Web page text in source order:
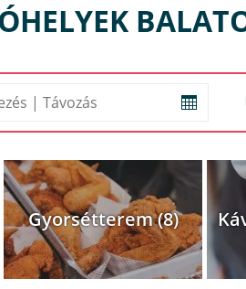
Gyorsétterem (8)